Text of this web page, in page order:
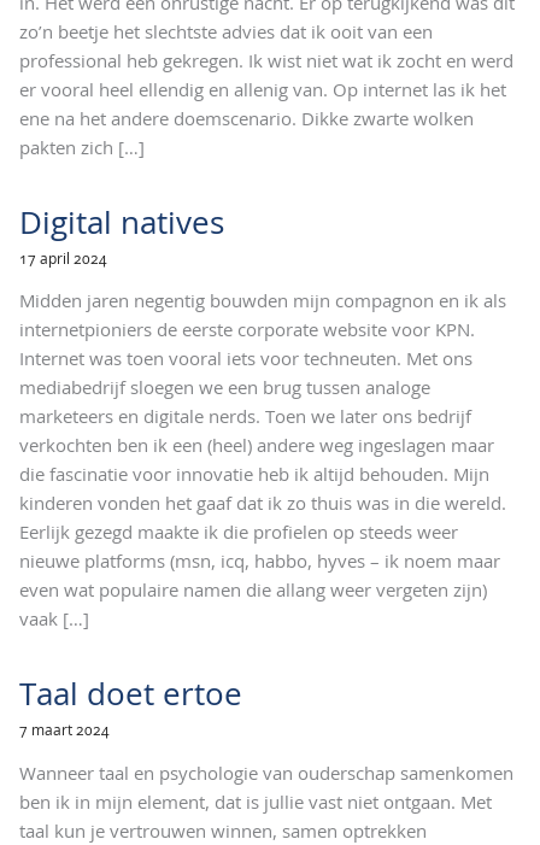
zo’n beetje het slechtste advies dat ik ooit van een
professional heb gekregen. Ik wist niet wat ik zocht en werd
er vooral heel ellendig en allenig van. Op internet las ik het
ene na het andere doemscenario. Dikke zwarte wolken
pakten zich […]
Digital natives
17 april 2024
Midden jaren negentig bouwden mijn compagnon en ik als
internetpioniers de eerste corporate website voor KPN.
Internet was toen vooral iets voor techneuten. Met ons
mediabedrijf sloegen we een brug tussen analoge
marketeers en digitale nerds. Toen we later ons bedrijf
verkochten ben ik een (heel) andere weg ingeslagen maar
die fascinatie voor innovatie heb ik altijd behouden. Mijn
kinderen vonden het gaaf dat ik zo thuis was in die wereld.
Eerlijk gezegd maakte ik die profielen op steeds weer
nieuwe platforms (msn, icq, habbo, hyves – ik noem maar
even wat populaire namen die allang weer vergeten zijn)
vaak […]
Taal doet ertoe
7 maart 2024
Wanneer taal en psychologie van ouderschap samenkomen
ben ik in mijn element, dat is jullie vast niet ontgaan. Met
taal kun je vertrouwen winnen, samen optrekken